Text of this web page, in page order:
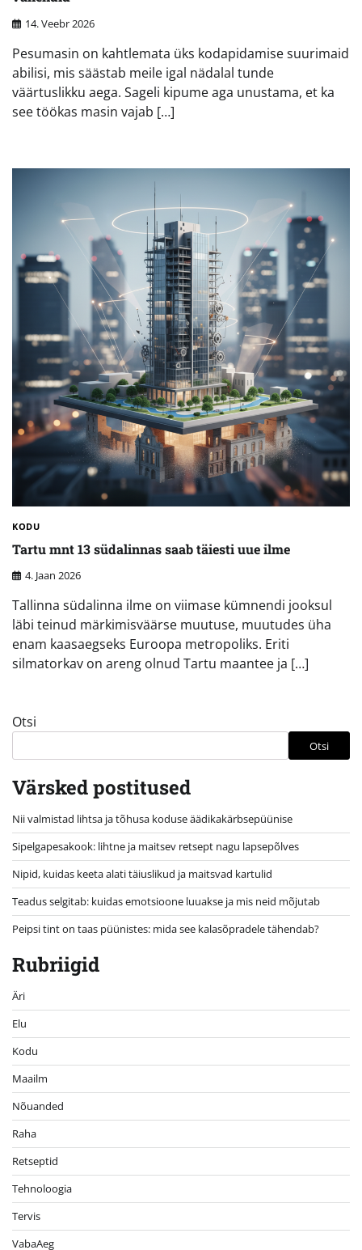
14. Veebr 2026
Pesumasin on kahtlemata üks kodapidamise suurimaid
abilisi, mis säästab meile igal nädalal tunde
väärtuslikku aega. Sageli kipume aga unustama, et ka
see töökas masin vajab […]
KODU
Tartu mnt 13 südalinnas saab täiesti uue ilme
4. Jaan 2026
Tallinna südalinna ilme on viimase kümnendi jooksul
läbi teinud märkimisväärse muutuse, muutudes üha
enam kaasaegseks Euroopa metropoliks. Eriti
silmatorkav on areng olnud Tartu maantee ja […]
Otsi
Otsi
Värsked postitused
Nii valmistad lihtsa ja tõhusa koduse äädikakärbsepüünise
Sipelgapesakook: lihtne ja maitsev retsept nagu lapsepõlves
Nipid, kuidas keeta alati täiuslikud ja maitsvad kartulid
Teadus selgitab: kuidas emotsioone luuakse ja mis neid mõjutab
Peipsi tint on taas püünistes: mida see kalasõpradele tähendab?
Rubriigid
Äri
Elu
Kodu
Maailm
Nõuanded
Raha
Retseptid
Tehnoloogia
Tervis
VabaAeg